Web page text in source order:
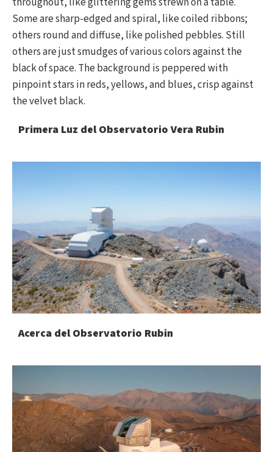
Primera Luz del Observatorio Vera Rubin
Acerca del Observatorio Rubin